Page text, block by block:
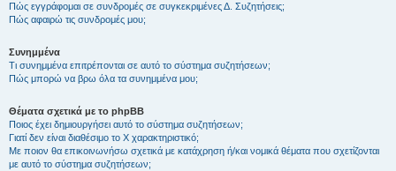
Πώς εγγράφομαι σε συνδρομές σε συγκεκριμένες Δ. Συζητήσεις;
Πώς αφαιρώ τις συνδρομές μου;
Συνημμένα
Τι συνημμένα επιτρέπονται σε αυτό το σύστημα συζητήσεων;
Πώς μπορώ να βρω όλα τα συνημμένα μου;
Θέματα σχετικά με το phpBB
Ποιος έχει δημιουργήσει αυτό το σύστημα συζητήσεων;
Γιατί δεν είναι διαθέσιμο το Χ χαρακτηριστικό;
Με ποιον θα επικοινωνήσω σχετικά με κατάχρηση ή/και νομικά θέματα που σχετίζονται
με αυτό το σύστημα συζητήσεων;